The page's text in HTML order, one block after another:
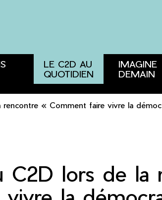
LE C2D AU
QUOTIDIEN
IMAGINE
DEMAIN
« Comment faire vivre la
C2D lors de la